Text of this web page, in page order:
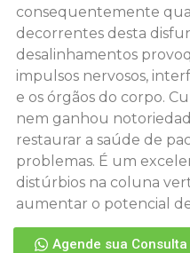
consequentemente
decorrentes desta
desalinhamentos
impulsos nervosos,
e os órgãos do corpo.
nem ganhou
restaurar a saúde de
problemas. É um
distúrbios na coluna
aumentar o potencial
Agende sua Consulta